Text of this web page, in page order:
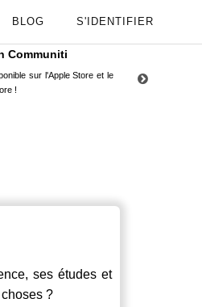
BLOG S'IDENTIFIER
Communiti
sur l'Apple Store et le
!
ses études et
?